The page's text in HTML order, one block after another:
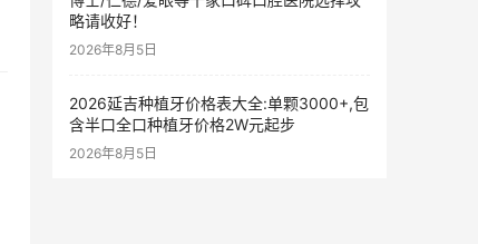
略请收好！
2026年8月5日
2026延吉种植牙价格表大全:单颗3000+,包
含半口全口种植牙价格2W元起步
2026年8月5日